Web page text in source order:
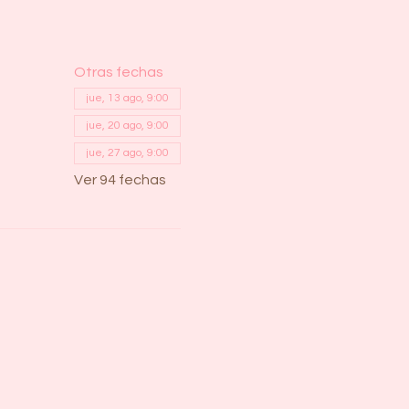
Otras fechas
jue, 13 ago, 9:00
jue, 20 ago, 9:00
jue, 27 ago, 9:00
Ver 94 fechas